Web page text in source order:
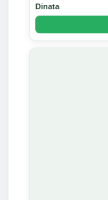
Dinata